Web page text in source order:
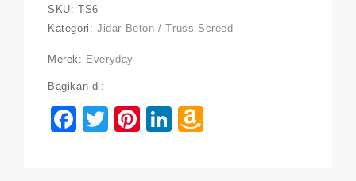
SKU: TS6
Kategori: Jidar Beton / Truss Screed
Merek: Everyday
Bagikan di:
Facebook
TwitterPinterest
LinkedIn